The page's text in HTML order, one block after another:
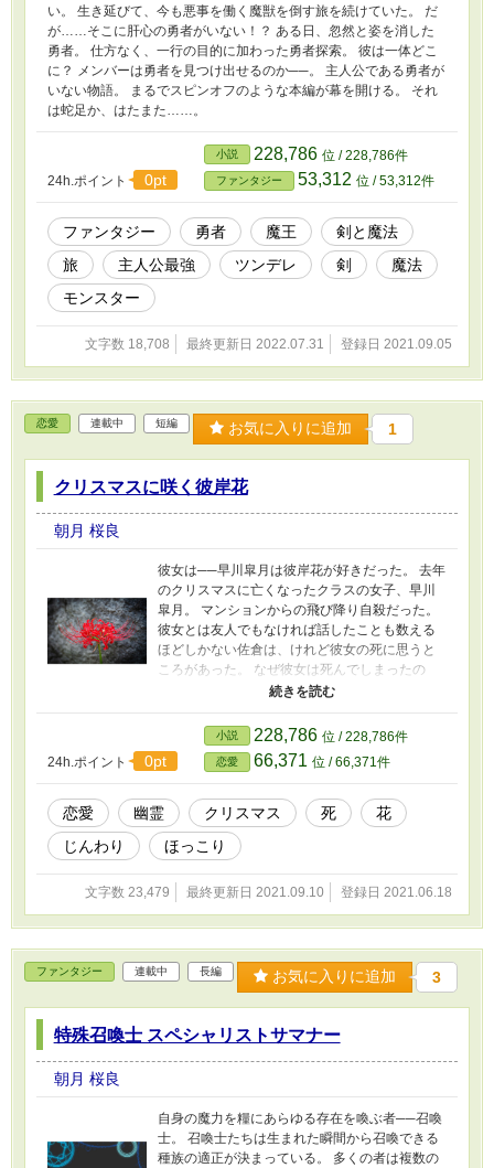
い。 生き延びて、今も悪事を働く魔獣を倒す旅を続けていた。 だ
が……そこに肝心の勇者がいない！？ ある日、忽然と姿を消した
勇者。 仕方なく、一行の目的に加わった勇者探索。 彼は一体どこ
に？ メンバーは勇者を見つけ出せるのか──。 主人公である勇者が
いない物語。 まるでスピンオフのような本編が幕を開ける。 それ
は蛇足か、はたまた……。
24h.ポイント 0pt
小説 228,786 位 / 228,786件
ファンタジー 53,312 位 / 53,312件
ファンタジー 勇者 魔王
剣と魔法
旅
主人公最強 ツンデレ 剣
魔法
モンスター
文字数 18,708 最終更新日 2022.07.31 登録日 2021.09.05
恋愛 連載中 短編 お気に入りに追加 1
クリスマスに咲く彼岸花
朝月 桜良
彼女は──早川皐月は彼岸花が好きだった。 去年
のクリスマスに亡くなったクラスの女子、早川
皐月。 マンションからの飛び降り自殺だった。
彼女とは友人でもなければ話したことも数える
ほどしかない佐倉は、けれど彼女の死に思うと
ころがあった。 なぜ彼女は死んでしまったの
か。 気づけば翌年のクリスマスイブの夜、彼は
ていた。 ふと、手を合わせる彼を呼ぶ声が聞こ
えてくる。 顔を上げた先には、なんと早川にそ
っくりの少女が……。
24h.ポイント 0pt
小説 228,786 位 / 228,786件
恋愛 66,371 位 / 66,371件
恋愛 幽霊 クリスマス 死
花
じんわり
ほっこり
文字数 23,479 最終更新日 2021.09.10 登録日 2021.06.18
ファンタジー 連載中 長編 お気に入りに追加 3
特殊召喚士 スペシャリストサマナー
朝月 桜良
自身の魔力を糧にあらゆる存在を喚ぶ者──召喚
士。 召喚士たちは生まれた瞬間から召喚できる
種族の適正が決まっている。 多くの者は複数の